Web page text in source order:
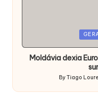
Moldávia dexia
Posted
by
ByTiago